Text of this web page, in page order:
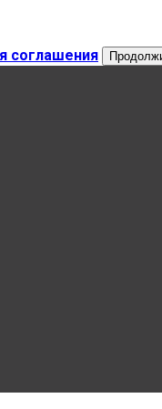
соглашения